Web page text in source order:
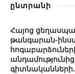
ընտրանի
Հայոց
թանգարան-